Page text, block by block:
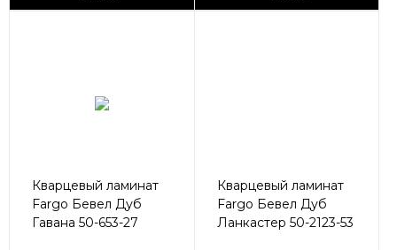
Кварцевый ламинат
Fargo Бевел Дуб
Гавана 50-653-27
Кварцевый ламинат
Fargo Бевел Дуб
Ланкастер 50-2123-53